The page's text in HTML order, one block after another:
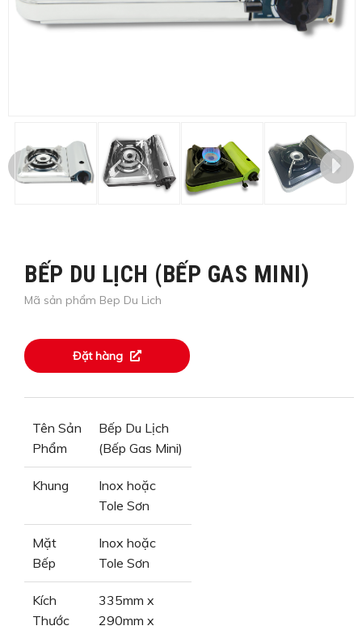
BẾP DU LỊCH (BẾP GAS MINI)
Mã sản phẩm Bep Du Lich
Đặt hàng
Tên Sản
Phẩm
Bếp Du Lịch
(Bếp Gas Mini)
Khung
Inox hoặc
Tole Sơn
Mặt
Bếp
Inox hoặc
Tole Sơn
Kích
Thước
335mm x
290mm x